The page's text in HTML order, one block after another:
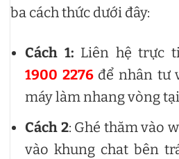
ba cách thức dưới đây:
Cách 1: Liên hệ trực
1900 2276để nhân tư
máy làm nhang vòng
Cách 2: Ghé thăm vào
vào khung chat bên